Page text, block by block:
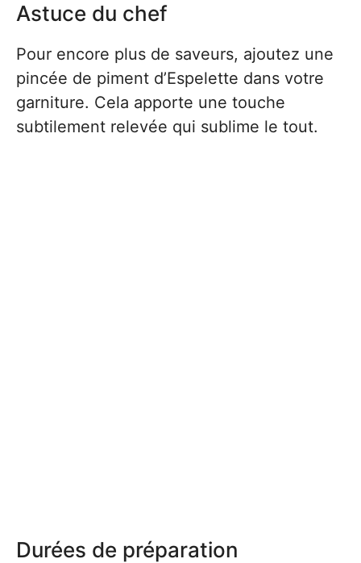
Astuce du chef
Pour encore plus de saveurs, ajoutez une
pincée de piment d’Espelette dans votre
garniture. Cela apporte une touche
subtilement relevée qui sublime le tout.
Durées de préparation